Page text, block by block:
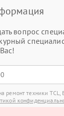
вопрос
ремонт техники TCL,